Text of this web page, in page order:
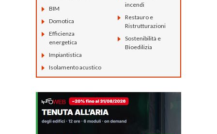
BIM
Domotica
Efficienza
energetica
Impiantistica
Isolamento acustico
incendi
Restauro e
Ristrutturazioni
Sostenibilità e
Bioedilizia